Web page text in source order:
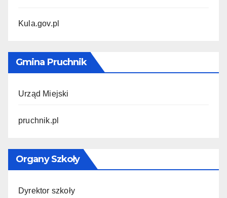
Kula.gov.pl
Gmina Pruchnik
Urząd Miejski
pruchnik.pl
Organy Szkoły
Dyrektor szkoły